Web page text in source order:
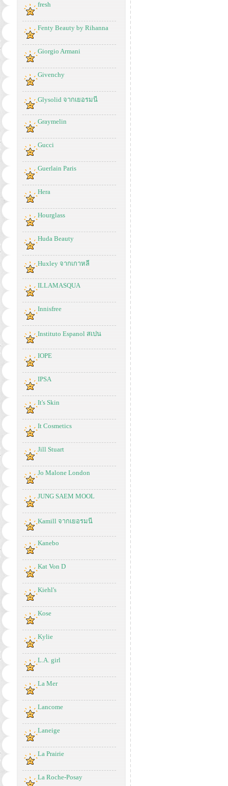
fresh
Fenty Beauty by Rihanna
Giorgio Armani
Givenchy
Glysolid จากเยอรมนี
Graymelin
Gucci
Guerlain Paris
Hera
Hourglass
Huda Beauty
Huxley จากเกาหลี
ILLAMASQUA
Innisfree
Instituto Espanol สเปน
IOPE
IPSA
It's Skin
It Cosmetics
Jill Stuart
Jo Malone London
JUNG SAEM MOOL
Kamill จากเยอรมนี
Kanebo
Kat Von D
Kiehl's
Kose
Kylie
L.A. girl
La Mer
Lancome
Laneige
La Prairie
La Roche-Posay